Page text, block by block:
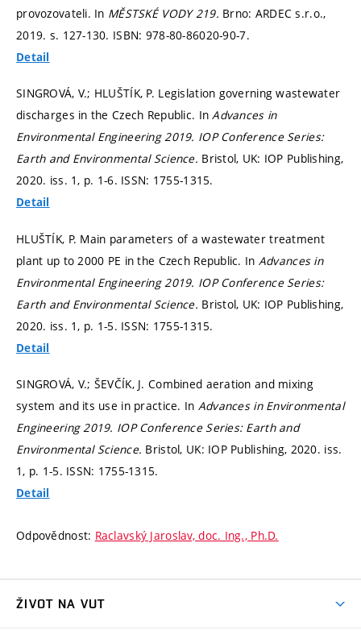
provozovateli. In MĚSTSKÉ VODY 219. Brno: ARDEC s.r.o.,
2019. s. 127-130. ISBN: 978-80-86020-90-7.
Detail
SINGROVÁ, V.; HLUŠTÍK, P. Legislation governing wastewater
discharges in the Czech Republic. InAdvances in
Environmental Engineering 2019. IOP Conference Series:
Earth and Environmental Science. Bristol, UK: IOP Publishing,
2020. iss. 1, p. 1-6. ISSN: 1755-1315.
Detail
HLUŠTÍK, P. Main parameters of a wastewater treatment
plant up to 2000 PE in the Czech Republic. In Advances in
Environmental Engineering 2019. IOP Conference Series:
Earth and Environmental Science. Bristol, UK: IOP Publishing,
2020. iss. 1, p. 1-5. ISSN: 1755-1315.
Detail
SINGROVÁ, V.; ŠEVČÍK, J. Combined aeration and mixing
system and its use in practice. In Advances in Environmental
Engineering 2019. IOP Conference Series: Earth and
Environmental Science. Bristol, UK: IOP Publishing, 2020. iss.
1, p. 1-5. ISSN: 1755-1315.
Detail
Odpovědnost: Raclavský Jaroslav, doc. Ing., Ph.D.
ŽIVOT NA VUT